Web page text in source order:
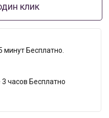
клик
минут Бесплатно.
3 часов Бесплатно